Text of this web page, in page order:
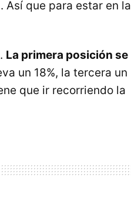
Así que para estar en la
La primera posición se
un 18%, la tercera un
que ir recorriendo la